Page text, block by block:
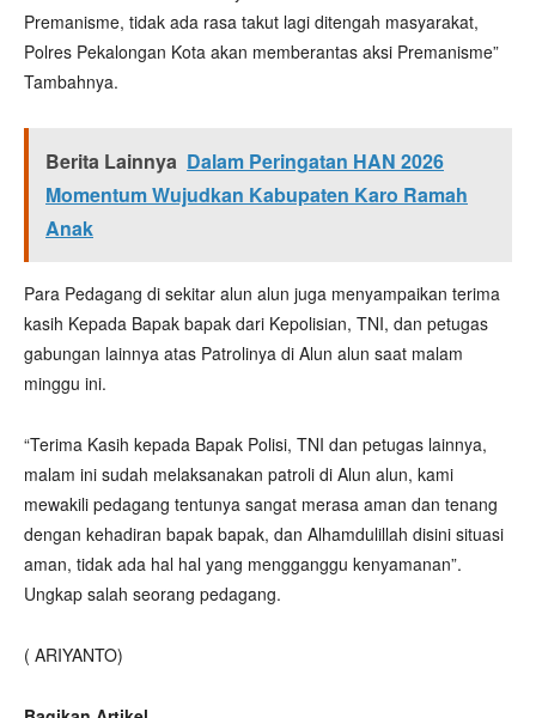
Premanisme, tidak ada rasa takut lagi ditengah masyarakat,
Polres Pekalongan Kota akan memberantas aksi Premanisme”
Tambahnya.
Berita Lainnya Dalam Peringatan HAN 2026
Momentum Wujudkan Kabupaten Karo Ramah
Anak
Para Pedagang di sekitar alun alun juga menyampaikan terima
kasih Kepada Bapak bapak dari Kepolisian, TNI, dan petugas
gabungan lainnya atas Patrolinya di Alun alun saat malam
minggu ini.
“Terima Kasih kepada Bapak Polisi, TNI dan petugas lainnya,
malam ini sudah melaksanakan patroli di Alun alun, kami
mewakili pedagang tentunya sangat merasa aman dan tenang
dengan kehadiran bapak bapak, dan Alhamdulillah disini situasi
aman, tidak ada hal hal yang mengganggu kenyamanan”.
Ungkap salah seorang pedagang.
( ARIYANTO)